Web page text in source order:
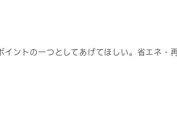
ントの一つとしてあげてほしい。省エネ・